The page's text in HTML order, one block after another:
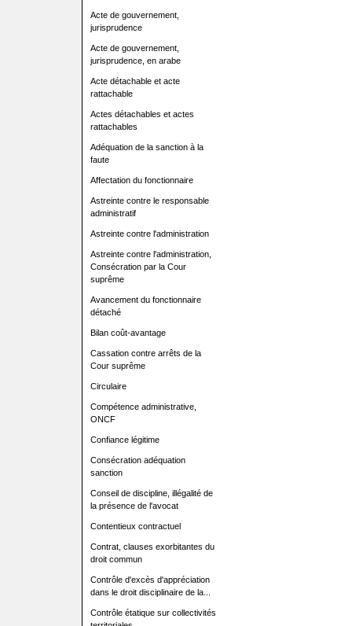
Acte de gouvernement,
jurisprudence
Acte de gouvernement,
jurisprudence, en arabe
Acte détachable et acte
rattachable
Actes détachables et actes
rattachables
Adéquation de la sanction à la
faute
Affectation du fonctionnaire
Astreinte contre le responsable
administratif
Astreinte contre l'administration
Astreinte contre l'administration,
Consécration par la Cour
suprême
Avancement du fonctionnaire
détaché
Bilan coût-avantage
Cassation contre arrêts de la
Cour suprême
Circulaire
Compétence administrative,
ONCF
Confiance légitime
Consécration adéquation
sanction
Conseil de discipline, illégalité de
la présence de l'avocat
Contentieux contractuel
Contrat, clauses exorbitantes du
droit commun
Contrôle d'excès d'appréciation
dans le droit disciplinaire de la...
Contrôle étatique sur collectivités